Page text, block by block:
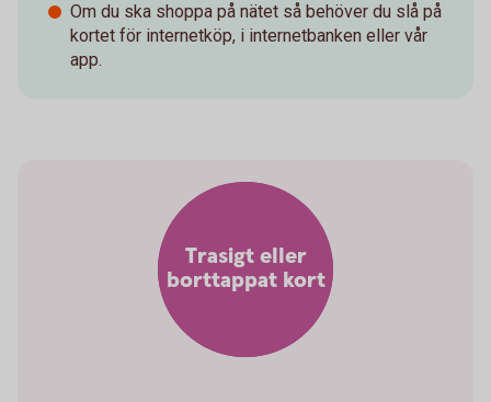
Om du ska shoppa på nätet så behöver du slå på
kortet för internetköp, i internetbanken eller vår
app.
Trasigt eller
borttappat kort